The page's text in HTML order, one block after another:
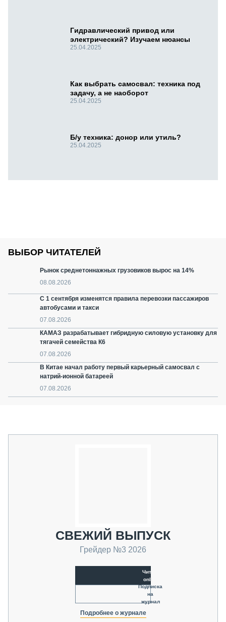
Гидравлический привод или
электрический? Изучаем нюансы
25.04.2025
Как выбрать самосвал: техника под
задачу, а не наоборот
25.04.2025
Б/у техника: донор или утиль?
25.04.2025
ВЫБОР ЧИТАТЕЛЕЙ
Рынок среднетоннажных грузовиков вырос на 14%
08.08.2026
С 1 сентября изменятся правила перевозки пассажиров
автобусами и такси
07.08.2026
КАМАЗ разрабатывает гибридную силовую установку для
тягачей семейства К6
07.08.2026
В Китае начал работу первый карьерный самосвал с
натрий-ионной батареей
07.08.2026
СВЕЖИЙ ВЫПУСК
Грейдер №3 2026
Читать
online
Подписка
на
журнал
Подробнее о журнале